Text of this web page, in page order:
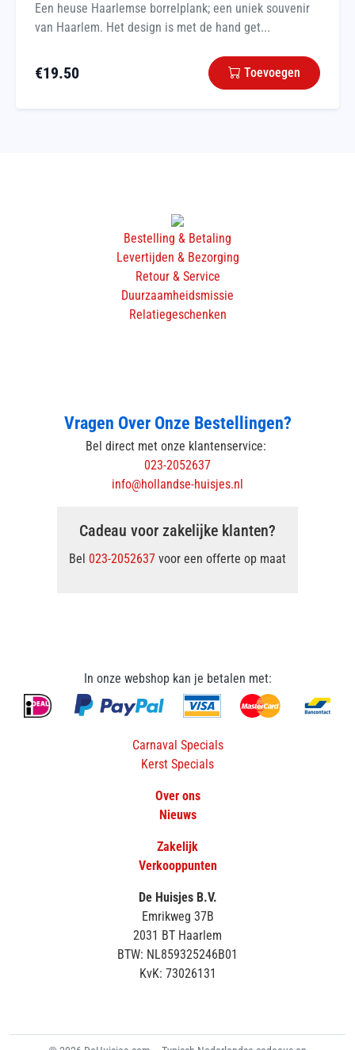
Een heuse Haarlemse borrelplank; een uniek souvenir
van Haarlem. Het design is met de hand get...
€19.50 Toevoegen
Bestelling & Betaling
Levertijden & Bezorging
Retour & Service
Duurzaamheidsmissie
Relatiegeschenken
Vragen Over Onze Bestellingen?
Bel direct met onze klantenservice:
023-2052637
info@hollandse-huisjes.nl
Cadeau voor zakelijke klanten?
Bel 023-2052637 voor een offerte op maat
In onze webshop kan je betalen met:
Carnaval Specials
Kerst Specials
Over ons
Nieuws
Zakelijk
Verkooppunten
De Huisjes B.V.
Emrikweg 37B
2031 BT Haarlem
BTW: NL859325246B01
KvK: 73026131